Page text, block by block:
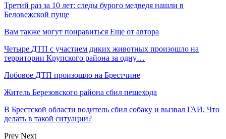
Третий раз за 10 лет: следы бурого медведя нашли в
Беловежской пуще
Вам также могут понравиться Еще от автора
Четыре ДТП с участием диких животных произошло на
территории Крупского района за одну…
Лобовое ДТП произошло на Брестчине
Житель Березовского района сбил пешехода
В Брестской области водитель сбил собаку и вызвал ГАИ. Что
делать в такой ситуации?
Prev Next